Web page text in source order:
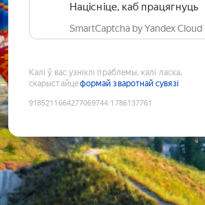
Націсніце, каб працягнуць
SmartCaptcha by Yandex Cloud
Калі ў вас узніклі праблемы, калі ласка,
скарыстайцеформай зваротнай сувязі
9185211664277069744:1786137761